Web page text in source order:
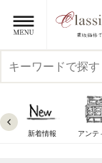
新着情報 アンテ